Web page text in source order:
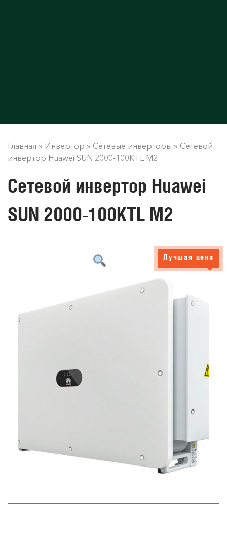
Главная » Инвертор » Сетевые инверторы » Сетевой
инвертор Huawei SUN 2000-100KTL M2
Сетевой инвертор Huawei
SUN 2000-100KTL M2
Лучшая цена